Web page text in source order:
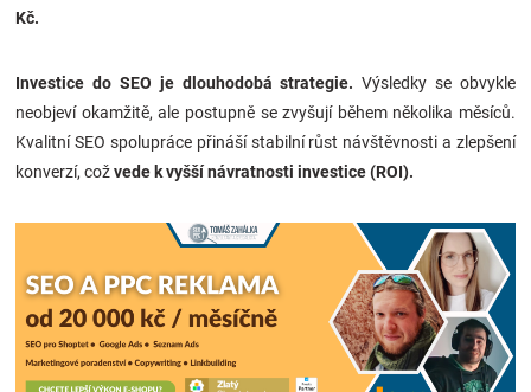
Kč.
Investice do SEO je dlouhodobá strategie. Výsledky se obvykle
neobjeví okamžitě, ale postupně se zvyšují během několika měsíců.
Kvalitní SEO spolupráce přináší stabilní růst návštěvnosti a zlepšení
konverzí, cožvede k vyšší návratnosti investice (ROI).